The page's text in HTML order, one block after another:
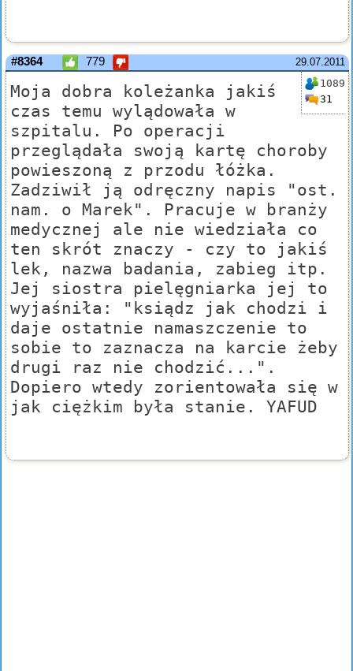
29.07.2011
#8364 779
1089
31
Moja dobra koleżanka jakiś
czas temu wylądowała w
szpitalu. Po operacji
przeglądała swoją kartę choroby
powieszoną z przodu łóżka.
Zadziwił ją odręczny napis "ost.
nam. o Marek". Pracuje w branży
medycznej ale nie wiedziała co
ten skrót znaczy - czy to jakiś
lek, nazwa badania, zabieg itp.
Jej siostra pielęgniarka jej to
wyjaśniła: "ksiądz jak chodzi i
daje ostatnie namaszczenie to
sobie to zaznacza na karcie żeby
drugi raz nie chodzić...".
Dopiero wtedy zorientowała się w
jak ciężkim była stanie. YAFUD